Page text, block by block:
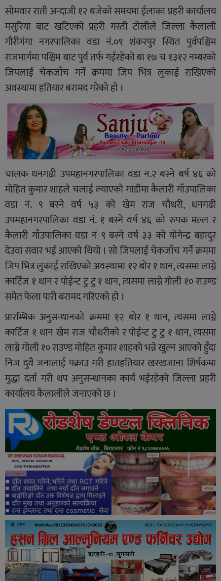
सोमवार राती अन्दाजी १२ बजेको समयमा ईलाका प्रहरी कार्यालय
मसुरिया बाट खटिएको प्रहरी गस्ती टोलीले जिल्ला कैलाली
गौरीगंगा नगरपालिका वडा नं.०९ शंकरपुर स्थित पुर्वपश्चिम
राजमार्गमा पश्चिम बाट पुर्व तर्फ गईरहेको बा १७ च १३१२ नम्बरको
जिपलाई चेकजाँच गर्ने क्रममा जिप भित्र लुकाई राखिएको
अवस्थामा हतियार बरामद गरेकाे हाे ।
चालक धनगढी उपमहानगरपालिका वडा न.२ बस्ने बर्ष ४६ को
मोहित कुमार शाहले चलाई ल्याएको गाडीमा कैलारी गाँउपालिका
वडा नं. ९ बस्ने वर्ष ५३ को खेम राज चौधरी, धनगढी
उपमहानगरपालिका वडा नं. १ बस्ने वर्ष ४६ को रुपक मल्ल र
कैलारी गाँउपालिका वडा नं ९ बस्ने वर्ष ३३ को योगेन्द्र बहादुर
देउवा सवार भई आएको थियो । सो जिपलाई चेकजाँच गर्ने क्रममा
जिप भित्र लुकाई राखिएको अवस्थामा १२ बोर १ थान, त्यसमा लाग्ने
कार्टिज १ थान र पोईन्ट टु टु १ थान, त्यसमा लाग्ने गोली १० राउण्ड
समेत फेला पारी बरामद गरिएको हाे ।
प्रारम्भिक अनुसन्धानको क्रममा १२ बोर १ थान, त्यसमा लाग्ने
कार्टिज १ थान खेम राज चौधरीको र पोईन्ट टु टु १ थान, त्यसमा
लाग्ने गोली १० राउण्ड मोहित कुमार शाहको भन्ने खुल्न आएको हुँदा
निज दुवै जनालाई पक्राउ गरी हातहतियार खरखजाना शिर्षकमा
मुद्धा दर्ता गरी थप अनुसन्धानका कार्य भईरहेको जिल्ला प्रहरी
कार्यालय कैलालीले जनाएको छ ।